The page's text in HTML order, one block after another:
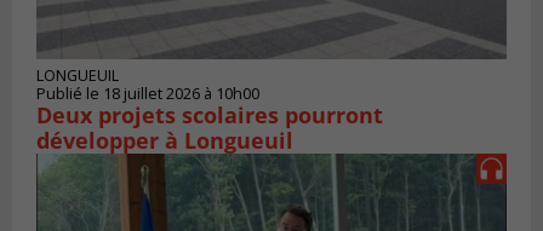
LONGUEUIL
Publié le 18 juillet 2026 à 10h00
Deux projets scolaires pourront
développer à Longueuil